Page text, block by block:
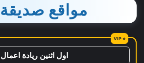
مواقع صديقة
اول اثنين ريادة اعمال